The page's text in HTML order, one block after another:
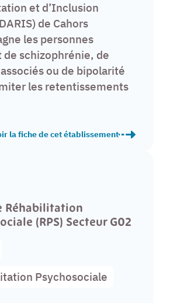
et d’Inclusion
de Cahors
les personnes
de schizophrénie, de
ou de bipolarité
les retentissements
la fiche de cet établissement
Ambulatoire de Réhabilitation et
Réhabilitation
(RPS) Secteur G02
Psychosociale